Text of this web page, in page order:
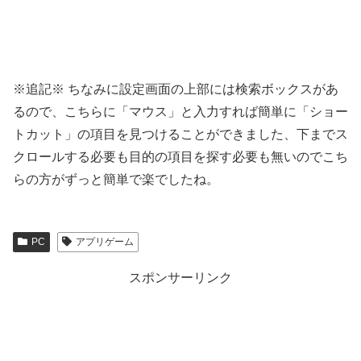
※追記※ ちなみに設定画面の上部には検索ボックスがあ
るので、こちらに「マウス」と入力すれば簡単に「ショー
トカット」の項目を見つけることができました、下までス
クロールする必要も目的の項目を探す必要も無いのでこち
らの方がずっと簡単で楽でしたね。
PC アプリゲーム
スポンサーリンク